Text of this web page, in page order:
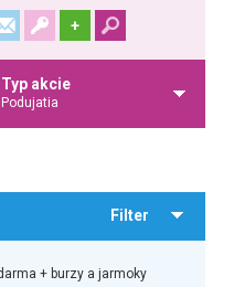
+
Typ akcie
Podujatia
Filter
+ burzy a jarmoky